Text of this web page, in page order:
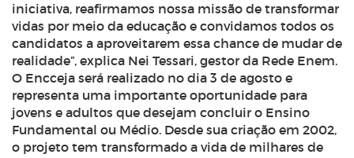
iniciativa, reafirmamos nossa missão de transformar
vidas por meio da educação e convidamos todos os
candidatos a aproveitarem essa chance de mudar de
realidade”, explica Nei Tessari, gestor da Rede Enem.
O Encceja será realizado no dia 3 de agosto e
representa uma importante oportunidade para
jovens e adultos que desejam concluir o Ensino
Fundamental ou Médio. Desde sua criação em 2002,
o projeto tem transformado a vida de milhares de